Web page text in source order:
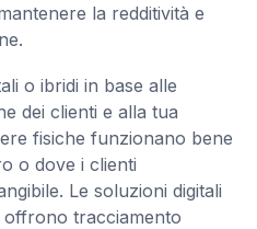
la redditività e
o ibridi in base alle
dei clienti e alla tua
fisiche funzionano bene
o dove i clienti
Le soluzioni digitali
offrono tracciamento